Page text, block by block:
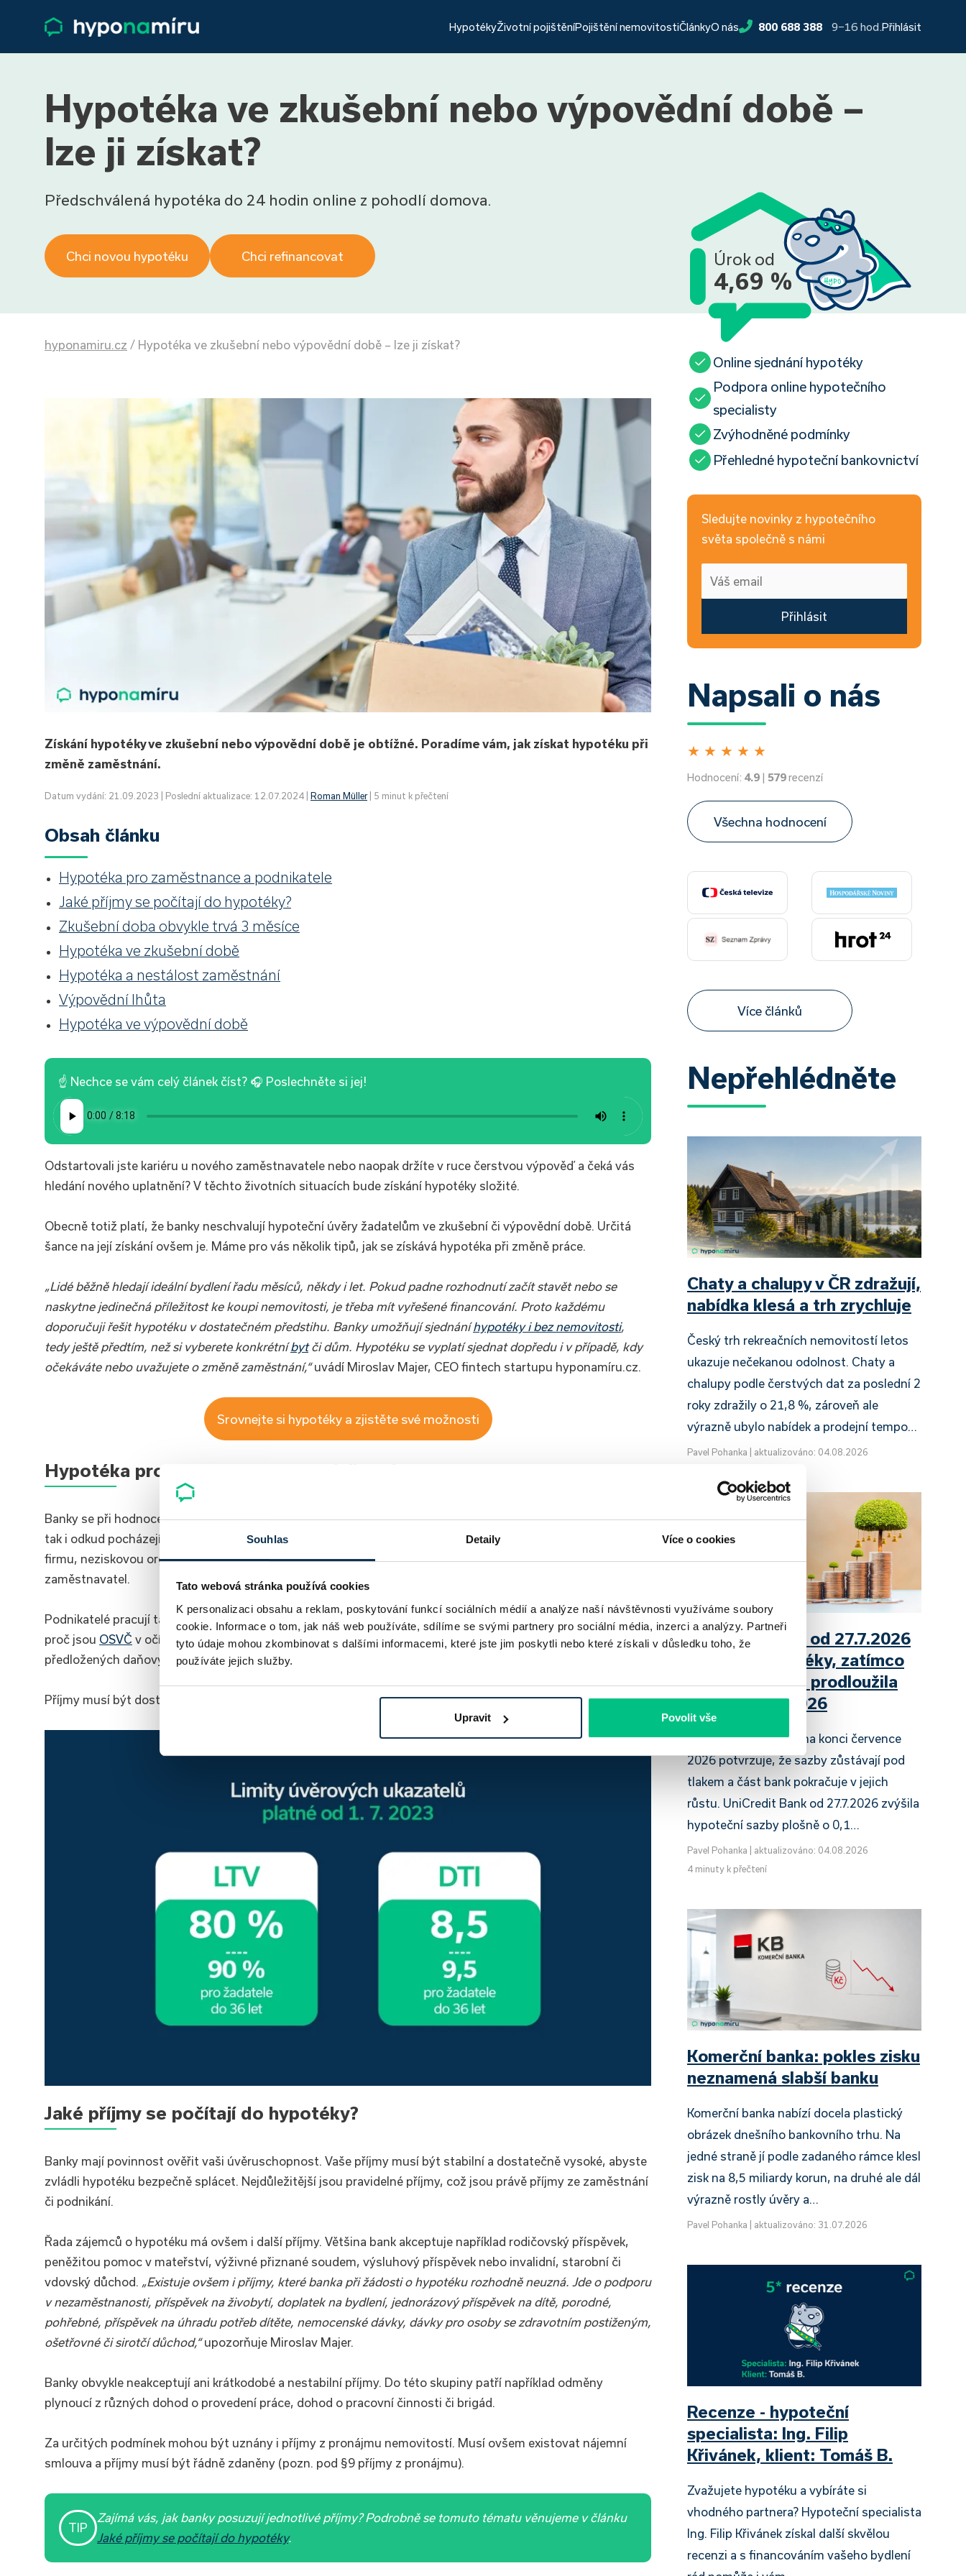
Souhlas Detaily Více o cookies
Tato webová stránka používá cookies
K personalizaci obsahu a reklam, poskytování funkcí sociálních médií a analýze naší návštěvnosti využíváme soubory
cookie. Informace o tom, jak náš web používáte, sdílíme se svými partnery pro sociální média, inzerci a analýzy. Partneři
tyto údaje mohou zkombinovat s dalšími informacemi, které jste jim poskytli nebo které získali v důsledku toho, že
používáte jejich služby.
Upravit Povolit vše
HypotékyŽivotní pojištěníPojištění nemovitostiČlánkyO nás 800 688 388 9−16 hod. Přihlásit
Hypotéka ve zkušební nebo výpovědní době –
lze ji získat?
Předschválená hypotéka do 24 hodin online z pohodlí domova.
Chci novou hypotéku Chci refinancovat Úrok od
4,69 %
hyponamiru.cz / Hypotéka ve zkušební nebo výpovědní době – lze ji získat?
Získání hypotéky ve zkušební nebo výpovědní době je obtížné. Poradíme vám, jak získat hypotéku při
změně zaměstnání.
Datum vydání: 21.09.2023 | Poslední aktualizace: 12.07.2024 | Roman Müller| 5 minut k přečtení
Obsah článku
Hypotéka pro zaměstnance a podnikatele
Jaké příjmy se počítají do hypotéky?
Zkušební doba obvykle trvá 3 měsíce
Hypotéka ve zkušební době
Hypotéka a nestálost zaměstnání
Výpovědní lhůta
Hypotéka ve výpovědní době
☝ Nechce se vám celý článek číst? 🎧 Poslechněte si jej!
Odstartovali jste kariéru u nového zaměstnavatele nebo naopak držíte v ruce čerstvou výpověď a čeká vás
hledání nového uplatnění? V těchto životních situacích bude získání hypotéky složité.
Obecně totiž platí, že banky neschvalují hypoteční úvěry žadatelům ve zkušební či výpovědní době. Určitá
šance na její získání ovšem je. Máme pro vás několik tipů, jak se získává hypotéka při změně práce.
„Lidé běžně hledají ideální bydlení řadu měsíců, někdy i let. Pokud padne rozhodnutí začít stavět nebo se
naskytne jedinečná příležitost ke koupi nemovitosti, je třeba mít vyřešené financování. Proto každému
doporučuji řešit hypotéku v dostatečném předstihu. Banky umožňují sjednáníhypotéky i bez nemovitosti,
tedy ještě předtím, než si vyberete konkrétníbytči dům. Hypotéku se vyplatí sjednat dopředu i v případě, kdy
očekáváte nebo uvažujete o změně zaměstnání,“uvádí Miroslav Majer, CEO fintech startupu hyponamíru.cz.
Srovnejte si hypotéky a zjistěte své možnosti
Hypotéka pro zaměstnance a podnikatele
Banky se při hodnocení žádosti o hypotéky budou vždy zajímat o vaše příjmy. Sledovat budou jak jejich výši,
tak i odkud pocházejí. V případě zaměstnanců je hlavním zdrojem příjmu práce například pro soukromou
firmu, neziskovou organizaci nebo stát. Pokud máte příjem ze zaměstnání, potvrdí vám jeho výši
zaměstnavatel.
Podnikatelé pracují takzvaně sami na sebe a jejich příjmy nemusí být pravidelné a stabilní. To je také důvod,
proč jsou OSVČ v očích bankéřů považováni za rizikovější klienty. U podnikatelů hodnotí banky příjmy podle
předložených daňových přiznání.
Příjmy musí být dostatečně vysoké pro splnění úvěrových ukazatelů stanovených Českou národní bankou.
Jaké příjmy se počítají do hypotéky?
Banky mají povinnost ověřit vaši úvěruschopnost. Vaše příjmy musí být stabilní a dostatečně vysoké, abyste
zvládli hypotéku bezpečně splácet. Nejdůležitější jsou pravidelné příjmy, což jsou právě příjmy ze zaměstnání
či podnikání.
Řada zájemců o hypotéku má ovšem i další příjmy. Většina bank akceptuje například rodičovský příspěvek,
peněžitou pomoc v mateřství, výživné přiznané soudem, výsluhový příspěvek nebo invalidní, starobní či
vdovský důchod. „Existuje ovšem i příjmy, které banka při žádosti o hypotéku rozhodně neuzná. Jde o podporu
v nezaměstnanosti, příspěvek na živobytí, doplatek na bydlení, jednorázový příspěvek na dítě, porodné,
pohřebné, příspěvek na úhradu potřeb dítěte, nemocenské dávky, dávky pro osoby se zdravotním postiženým,
ošetřovné či sirotčí důchod,“upozorňuje Miroslav Majer.
Banky obvykle neakceptují ani krátkodobé a nestabilní příjmy. Do této skupiny patří například odměny
plynoucí z různých dohod o provedení práce, dohod o pracovní činnosti či brigád.
Za určitých podmínek mohou být uznány i příjmy z pronájmu nemovitostí. Musí ovšem existovat nájemní
smlouva a příjmy musí být řádně zdaněny (pozn. pod §9 příjmy z pronájmu).
TIP
Zajímá vás, jak banky posuzují jednotlivé příjmy? Podrobně se tomuto tématu věnujeme v článku
Jaké příjmy se počítají do hypotéky.
Online sjednání hypotéky
Podpora online hypotečního
specialisty
Zvýhodněné podmínky
Přehledné hypoteční bankovnictví
Sledujte novinky z hypotečního
světa společně s námi
Přihlásit
Napsali o nás
★ ★ ★ ★ ★
Hodnocení: 4.9 | 579recenzí
Všechna hodnocení
Více článků
Nepřehlédněte
Chaty a chalupy v ČR zdražují,
nabídka klesá a trh zrychluje
Český trh rekreačních nemovitostí letos
ukazuje nečekanou odolnost. Chaty a
chalupy podle čerstvých dat za poslední 2
roky zdražily o 21,8 %, zároveň ale
výrazně ubylo nabídek a prodejní tempo…
Pavel Pohanka aktualizováno: 04.08.2026
UniCredit Bank od 27.7.2026
zdražuje hypotéky, zatímco
Raiffeisenbank prodloužila
slevu do 6.9.2026
Český hypoteční trh na konci července
2026 potvrzuje, že sazby zůstávají pod
tlakem a část bank pokračuje v jejich
růstu. UniCredit Bank od 27.7.2026 zvýšila
hypoteční sazby plošně o 0,1…
Pavel Pohanka
aktualizováno: 04.08.2026
4 minuty k přečtení
Komerční banka: pokles zisku
neznamená slabší banku
Komerční banka nabízí docela plastický
obrázek dnešního bankovního trhu. Na
jedné straně jí podle zadaného rámce klesl
zisk na 8,5 miliardy korun, na druhé ale dál
výrazně rostly úvěry a…
Pavel Pohanka aktualizováno: 31.07.2026
Recenze - hypoteční
specialista: Ing. Filip
Křivánek, klient: Tomáš B.
Zvažujete hypotéku a vybíráte si
vhodného partnera? Hypoteční specialista
Ing. Filip Křivánek získal další skvělou
recenzi a s financováním vašeho bydlení